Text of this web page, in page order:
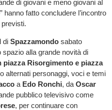
di giovani e meno giovani al
hanno fatto concludere l’incontro
di Spazzamondosabato
alla grande novità di
Risorgimento e piazza
alternati personaggi, voci e temi
a Edo Ronchi, da Oscar
pubblico televisivo come
, per continuare con